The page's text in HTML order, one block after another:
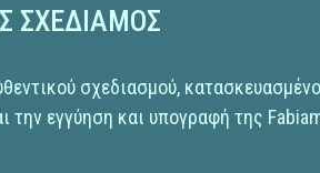
ΣΧΕΔΙΑΜΟΣ
σχεδιασμού,
την εγγύηση και υπογραφή της